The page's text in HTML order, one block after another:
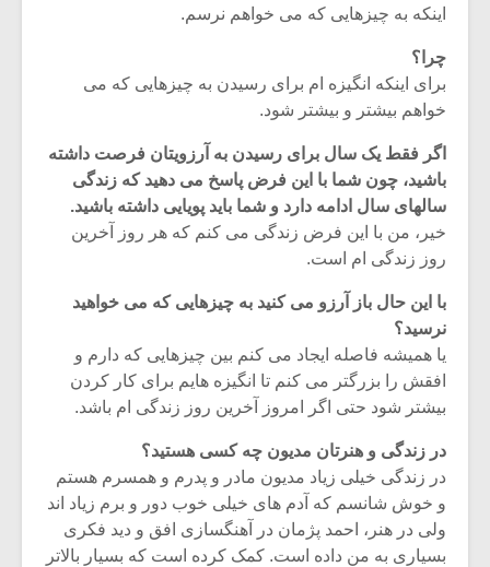
اینکه به چیزهایی که می خواهم نرسم.
چرا؟
برای اینکه انگیزه ام برای رسیدن به چیزهایی که می
خواهم بیشتر و بیشتر شود.
اگر فقط یک سال برای رسیدن به آرزویتان فرصت داشته
باشید، چون شما با این فرض پاسخ می دهید که زندگی
سالهای سال ادامه ‌دارد و شما باید پویایی داشته باشید.
خیر، من با این فرض زندگی می کنم که هر روز آخرین
روز زندگی ام است.
با این حال باز آرزو می کنید به چیزهایی که می خواهید
نرسید؟
یا همیشه فاصله ایجاد می کنم بین چیزهایی که دارم و
افقش را بزرگتر می کنم تا انگیزه هایم برای کار کردن
بیشتر شود حتی اگر امروز آخرین روز زندگی ام باشد.
در زندگی و هنرتان مدیون چه کسی هستید؟
در زندگی خیلی زیاد مدیون مادر و پدرم و همسرم هستم
و خوش شانسم که آدم های خیلی خوب دور و برم زیاد اند
ولی در هنر، احمد پژمان در آهنگسازی افق و دید فکری
بسیاری به من داده است. کمک کرده است که بسیار بالاتر
یادداشتی بر موسیقی
متن فیلم «متری
شیش و نیم»
اگر نمی توانی
مشهورترین باشی،
بدنام ترین باش
موسیقی